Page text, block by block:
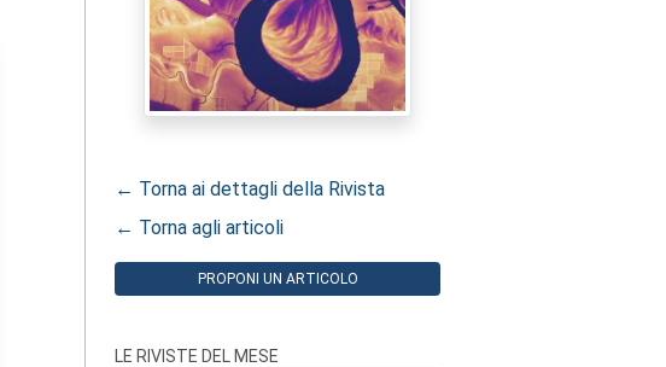
← Torna ai dettagli della Rivista
← Torna agli articoli
PROPONI UN ARTICOLO
LE RIVISTE DEL MESE